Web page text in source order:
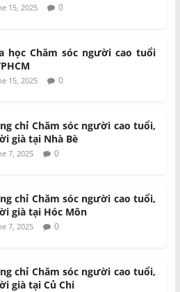
15, 2025 0
học Chăm sóc người cao tuổi
15, 2025 0
chỉ Chăm sóc người cao tuổi,
già tại Nhà Bè
7, 2025 0
chỉ Chăm sóc người cao tuổi,
già tại Hóc Môn
7, 2025 0
chỉ Chăm sóc người cao tuổi,
già tại Củ Chi